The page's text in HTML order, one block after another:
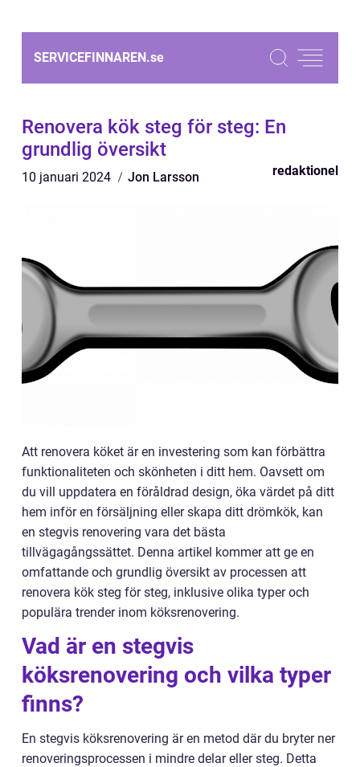
SERVICEFINNAREN.se
Renovera kök steg för steg: En
grundlig översikt
10 januari 2024 Jon Larsson redaktionel
Att renovera köket är en investering som kan förbättra
funktionaliteten och skönheten i ditt hem. Oavsett om
du vill uppdatera en föråldrad design, öka värdet på ditt
hem inför en försäljning eller skapa ditt drömkök, kan
en stegvis renovering vara det bästa
tillvägagångssättet. Denna artikel kommer att ge en
omfattande och grundlig översikt av processen att
renovera kök steg för steg, inklusive olika typer och
populära trender inom köksrenovering.
Vad är en stegvis
köksrenovering och vilka typer
finns?
En stegvis köksrenovering är en metod där du bryter ner
renoveringsprocessen i mindre delar eller steg. Detta